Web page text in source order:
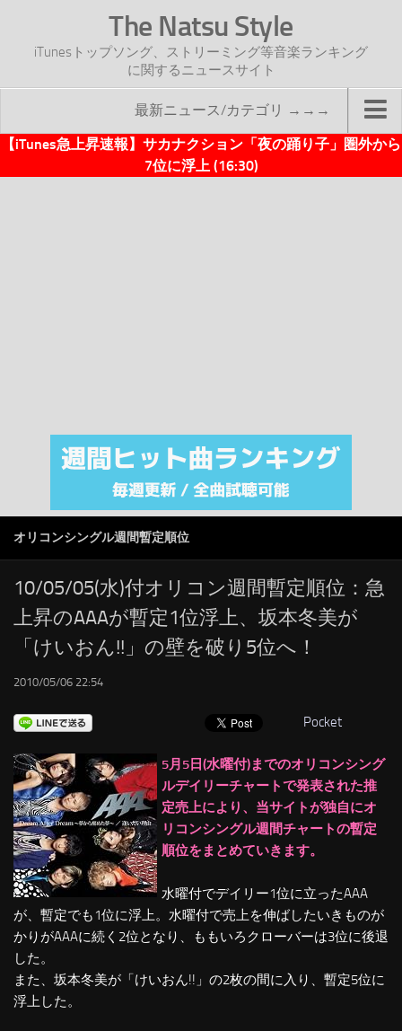
The Natsu Style
iTunesトップソング、ストリーミング等音楽ランキング
に関するニュースサイト
最新ニュース/カテゴリ →→→
TOP
注目カテゴリ
オリジナルiTunes週間トップソング
RSS
LINKS
【iTunes急上昇速報】サカナクション「夜の踊り子」圏外から
7位に浮上 (16:30)
オリコンシングル週間暫定順位
10/05/05(水)付オリコン週間暫定順位：急
上昇のAAAが暫定1位浮上、坂本冬美が
「けいおん!!」の壁を破り5位へ！
2010/05/06 22:54
Pocket
5月5日(水曜付)までのオリコンシング
ルデイリーチャートで発表された推
定売上により、当サイトが独自にオ
リコンシングル週間チャートの暫定
順位をまとめていきます。
水曜付でデイリー1位に立ったAAA
が、暫定でも1位に浮上。水曜付で売上を伸ばしたいきものが
かりがAAAに続く2位となり、ももいろクローバーは3位に後退
した。
また、坂本冬美が「けいおん!!」の2枚の間に入り、暫定5位に
浮上した。